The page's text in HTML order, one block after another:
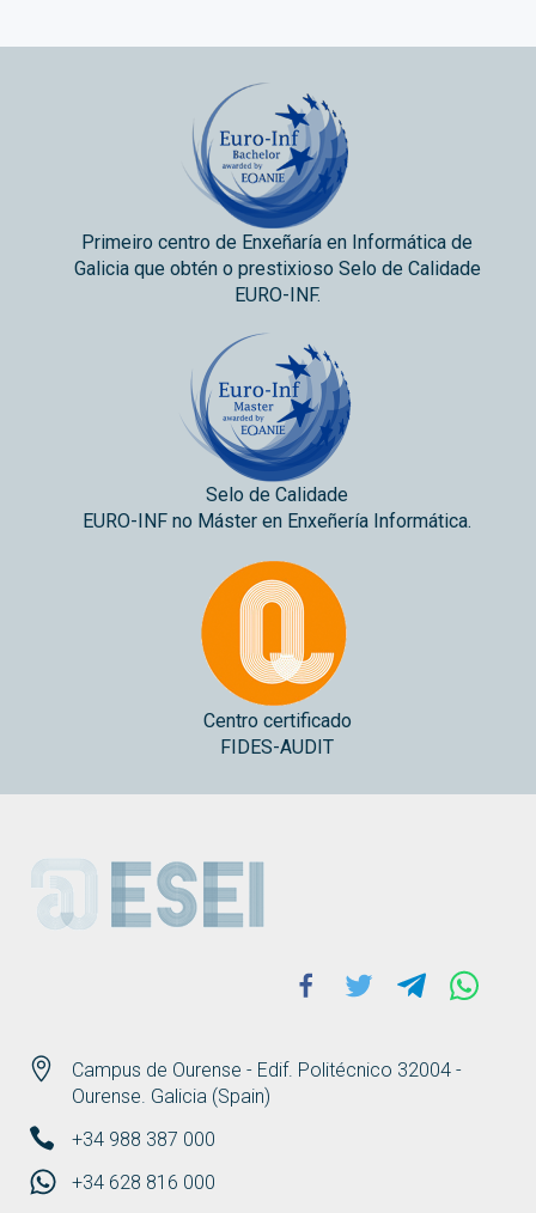
Primeiro centro de Enxeñaría en Informática de
Galicia que obtén o prestixioso Selo de Calidade
EURO-INF.
Selo de Calidade
EURO-INF no Máster en Enxeñería Informática.
Centro certificado
FIDES-AUDIT
ESEI
Campus de Ourense - Edif. Politécnico 32004 -
Ourense. Galicia (Spain)
+34 988 387 000
+34 628 816 000
Facebook
Twitter Telegram